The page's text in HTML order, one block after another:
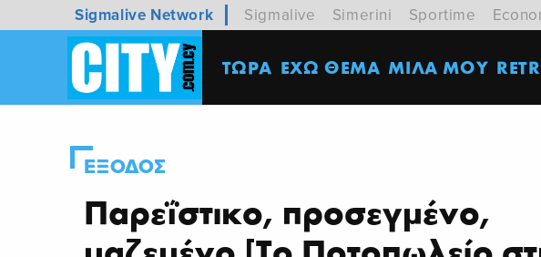
Sigmalive Network Sigmalive Simerini Sportime
ΤΩΡΑ ΕΧΩ ΘΕΜΑ MΙΛΑ ΜΟΥ
ΕΞΟΔΟΣ
Παρεΐστικο, προσεγμένο,